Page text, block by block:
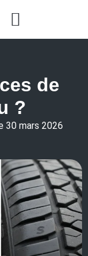
de
?
30 mars 2026